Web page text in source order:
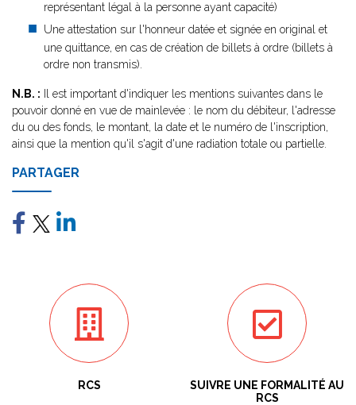
représentant légal à la personne ayant capacité)
Une attestation sur l'honneur datée et signée en original et
une quittance, en cas de création de billets à ordre (billets à
ordre non transmis).
N.B. : Il est important d'indiquer les mentions suivantes dans le
pouvoir donné en vue de mainlevée : le nom du débiteur, l'adresse
du ou des fonds, le montant, la date et le numéro de l'inscription,
ainsi que la mention qu'il s'agit d'une radiation totale ou partielle.
PARTAGER
RCS
SUIVRE UNE FORMALITÉ AU
RCS